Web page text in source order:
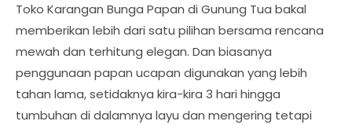
Toko Karangan Bunga Papan di Gunung Tua bakal
memberikan lebih dari satu pilihan bersama rencana
mewah dan terhitung elegan. Dan biasanya
penggunaan papan ucapan digunakan yang lebih
tahan lama, setidaknya kira-kira 3 hari hingga
tumbuhan di dalamnya layu dan mengering tetapi